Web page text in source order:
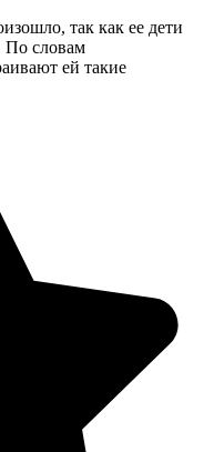
так как ее дети
По словам
ей такие